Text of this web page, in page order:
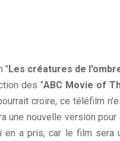
"Les créatures de
des "ABC Movie of
croire, ce téléfilm
une nouvelle version pour
en a pris, car le film sera